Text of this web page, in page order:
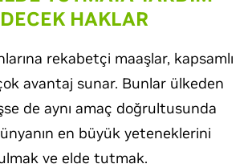
HAKLAR
rekabetçi maaşlar, kapsamlı
avantaj sunar. Bunlar ülkeden
de aynı amaç doğrultusunda
en büyük yeteneklerini
ve elde tutmak.